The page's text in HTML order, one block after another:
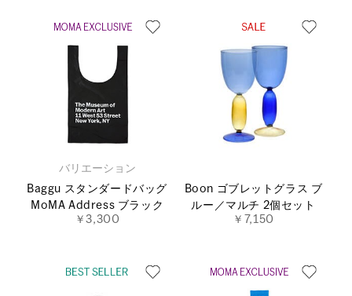
バリエーション
Baggu スタンダードバッグ
MoMA Address ブラック
￥3,300
Boon ゴブレットグラス ブ
ルー／マルチ 2個セット
￥7,150